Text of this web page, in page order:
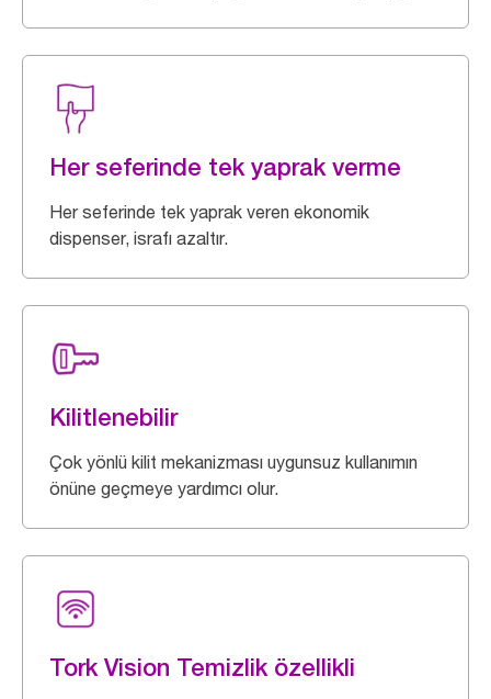
Her seferinde tek yaprak verme
Her seferinde tek yaprak veren ekonomik
dispenser, israfı azaltır.
Kilitlenebilir
Çok yönlü kilit mekanizması uygunsuz kullanımın
önüne geçmeye yardımcı olur.
Tork Vision Temizlik özellikli